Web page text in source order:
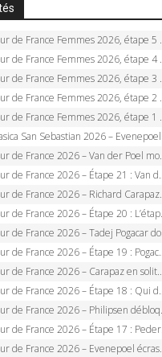
Femmes 2026, étape 5 – Demi Vollering gagne à Belleville, Reusser en jaune, Ferrand-Prévot coule
France Femmes 2026, étape 4 – Marlen Reusser écrase le chrono, Ferrand-Prévot en crise
France Femmes 2026, étape 3 – Sigrid Haugset en solitaire, 88 km d’échappée, maillot jaune
France Femmes 2026, étape 2 – Lorena Wiebes doublé à Genève, Markus héroïque, 7e record
France Femmes 2026, étape 1 – Lorena Wiebes intouchable à Lausanne, premier maillot jaune
San Sebastian 2026 – Evenepoel recordman, 4e victoire, Carapaz battu au sprint
France 2026 – Van der Poel monumental à Paris, Pogacar égale le record des cinq sacres
2026 – Étape 21 : Van der Poel, Pogacar, qui succédera à Wout van Aert sur les Champs-Elysées ?
France 2026 – Richard Carapaz roi des Alpes, doublé et maillot à pois, Seixas perd le podium
France 2026 – Étape 20 : L’étape reine, Galibier, Sarenne, Alpe d’Huez, qui succédera à Pogacar ?
France 2026 – Tadej Pogacar dompte l’Alpe d’Huez, 5e victoire, record de Pantani pulvérisé
France 2026 – Étape 19 : Pogacar peut-il enfin dompter l’Alpe d’Huez ?
France 2026 – Carapaz en solitaire à Orcières-Merlette, Paret-Peintre à un point du maillot à pois
France 2026 – Étape 18 : Qui domptera Orcières-Merlette, première marche vers l’Alpe d’Huez ?
France 2026 – Philipsen débloque son compteur à Voiron, Pedersen en danger pour le maillot vert
France 2026 – Étape 17 : Pedersen peut-il verrouiller le maillot vert à Voiron ?
France 2026 – Evenepoel écrase le chrono d’Évian, Seixas 4e, Lipowitz abandonne